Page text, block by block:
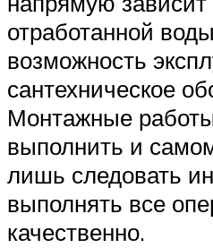
отработанной
возможность
сантехническое
Монтажные
выполнить и
лишь следовать
выполнять все
качественно.